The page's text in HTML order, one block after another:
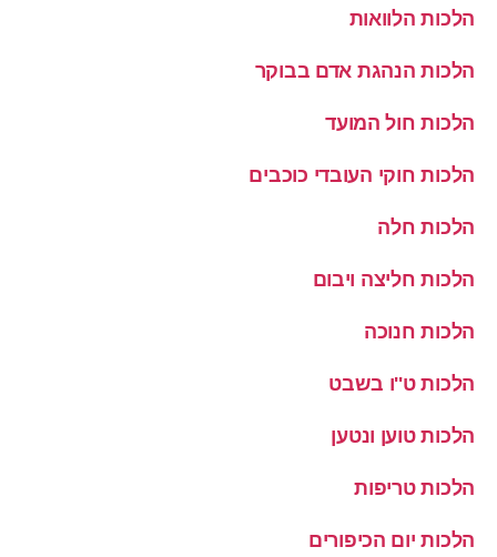
הלכות הלוואות
הלכות הנהגת אדם בבוקר
הלכות חול המועד
הלכות חוקי העובדי כוכבים
הלכות חלה
הלכות חליצה ויבום
הלכות חנוכה
הלכות ט''ו בשבט
הלכות טוען ונטען
הלכות טריפות
הלכות יום הכיפורים